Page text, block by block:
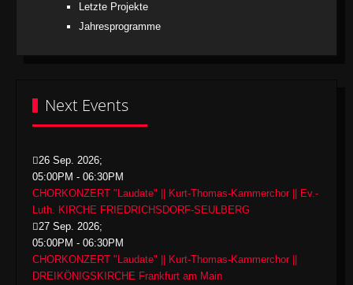
Letzte Projekte
Jahresprogramme
Next Events
26 Sep. 2026;
05:00PM - 06:30PM
CHORKONZERT "Laudate" || Kurt-Thomas-Kammerchor || Ev.-
Luth. KIRCHE FRIEDRICHSDORF-SEULBERG
27 Sep. 2026;
05:00PM - 06:30PM
CHORKONZERT "Laudate" || Kurt-Thomas-Kammerchor ||
DREIKÖNIGSKIRCHE Frankfurt am Main